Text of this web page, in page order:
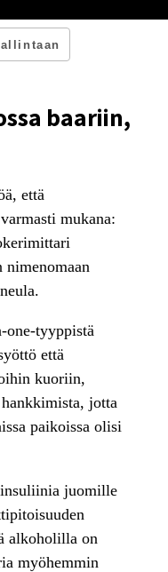
baariin,
että
mukana:
nimenomaan
tyyppistä
että
kuoriin,
jotta
paikoissa olisi
juomille
alkoholilla on
myöhemmin